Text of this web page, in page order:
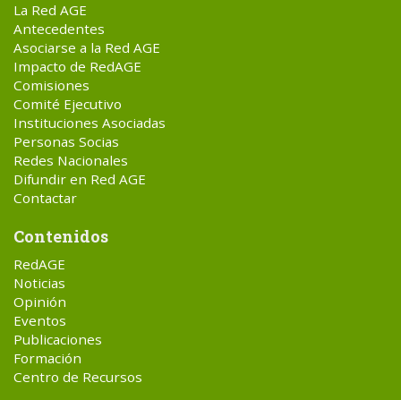
La Red AGE
Antecedentes
Asociarse a la Red AGE
Impacto de RedAGE
Comisiones
Comité Ejecutivo
Instituciones Asociadas
Personas Socias
Redes Nacionales
Difundir en Red AGE
Contactar
Contenidos
RedAGE
Noticias
Opinión
Eventos
Publicaciones
Formación
Centro de Recursos